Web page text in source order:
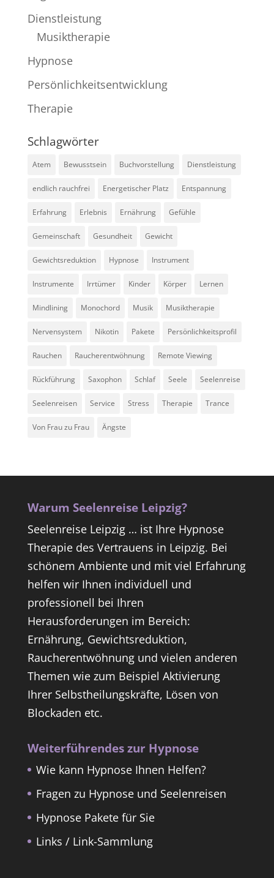
Dienstleistung
Musiktherapie
Hypnose
Persönlichkeitsentwicklung
Therapie
Schlagwörter
Atem Bewusstsein Buchvorstellung Dienstleistung
endlich rauchfrei Energetischer Platz Entspannung
Erfahrung Erlebnis Ernährung Gefühle
Gemeinschaft Gesundheit Gewicht
Gewichtsreduktion Hypnose Instrument
Instrumente Irrtümer Kinder Körper Lernen
Mindlining Monochord Musik Musiktherapie
Nervensystem Nikotin Pakete Persönlichkeitsprofil
Rauchen Raucherentwöhnung Remote Viewing
Rückführung Saxophon Schlaf Seele Seelenreise
Seelenreisen Service Stress Therapie Trance
Von Frau zu Frau Ängste
Warum Seelenreise Leipzig?
Seelenreise Leipzig … ist Ihre Hypnose
Therapie des Vertrauens in Leipzig. Bei
schönem Ambiente und mit viel Erfahrung
helfen wir Ihnen individuell und
professionell bei Ihren
Herausforderungen im Bereich:
Ernährung, Gewichtsreduktion,
Raucherentwöhnung und vielen anderen
Themen wie zum Beispiel Aktivierung
Ihrer Selbstheilungskräfte, Lösen von
Blockaden etc.
Weiterführendes zur Hypnose
Wie kann Hypnose Ihnen Helfen?
Fragen zu Hypnose und Seelenreisen
Hypnose Pakete für Sie
Links / Link-Sammlung